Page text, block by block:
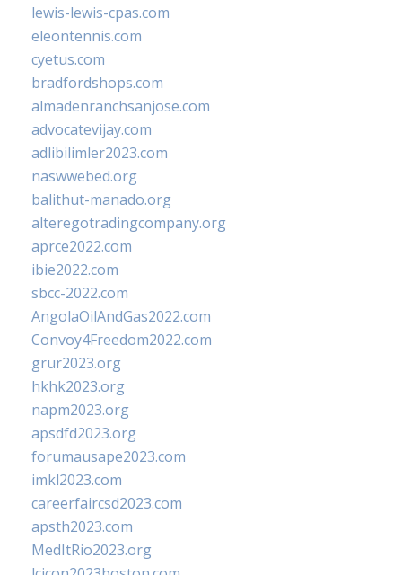
lewis-lewis-cpas.com
eleontennis.com
cyetus.com
bradfordshops.com
almadenranchsanjose.com
advocatevijay.com
adlibilimler2023.com
naswwebed.org
balithut-manado.org
alteregotradingcompany.org
aprce2022.com
ibie2022.com
sbcc-2022.com
AngolaOilAndGas2022.com
Convoy4Freedom2022.com
grur2023.org
hkhk2023.org
napm2023.org
apsdfd2023.org
forumausape2023.com
imkl2023.com
careerfaircsd2023.com
apsth2023.com
MedItRio2023.org